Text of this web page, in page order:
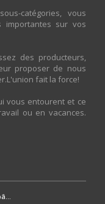
catégories, vous
importantes sur vos
des producteurs,
proposer de nous
fait la force!
vous entourent et ce
ou en vacances.